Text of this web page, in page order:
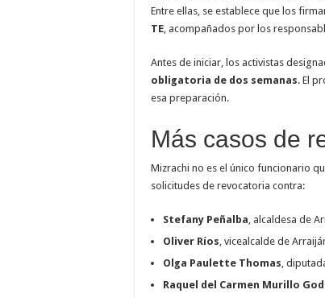
Entre ellas, se establece que los
TE, acompañados por los
Antes de iniciar, los activistas
obligatoria de dos semanas. El
esa preparación.
Más casos de
Mizrachi no es el único funcionario
solicitudes de revocatoria contra:
Stefany Peñalba, alcaldesa de
Oliver Ríos, vicealcalde de
Olga Paulette Thomas,
Raquel del Carmen Murillo